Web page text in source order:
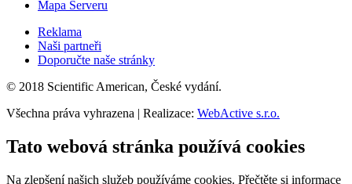
Mapa Serveru
Reklama
Naši partneři
Doporučte naše stránky
© 2018 Scientific American, České vydání.
Všechna práva vyhrazena | Realizace: WebActive s.r.o.
Tato webová stránka používá cookies
Na zlepšení našich služeb používáme cookies. Přečtěte si informace